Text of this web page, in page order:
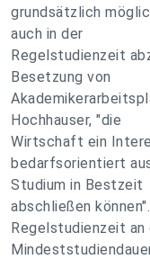
grundsätzlich
auch in der
Regelstudienzeit
Besetzung von
Hochhauser, "die
Wirtschaft ein
bedarfsorientiert
Studium in Bestzeit
abschließen
Regelstudienzeit an